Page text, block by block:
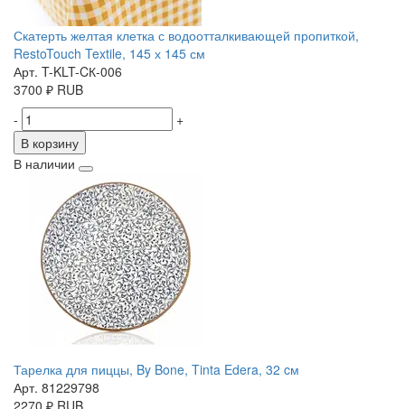
Скатерть желтая клетка с водоотталкивающей пропиткой,
RestoTouch Textile, 145 х 145 см
Арт. T-KLT-CК-006
3700 ₽ RUB
-
+
В корзину
В наличии
Тарелка для пиццы, By Bone, Tinta Edera, 32 cм
Арт. 81229798